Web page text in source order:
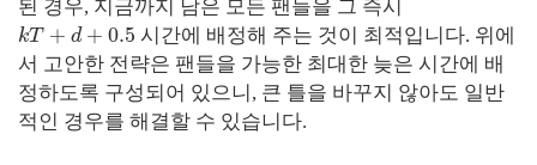
된 경우, 지금까지 남은 모든 팬들을 그 즉시
kT + d + 0.5 시간에 배정해 주는 것이 최적입니다. 위에
서 고안한 전략은 팬들을 가능한 최대한 늦은 시간에 배
정하도록 구성되어 있으니, 큰 틀을 바꾸지 않아도 일반
적인 경우를 해결할 수 있습니다.